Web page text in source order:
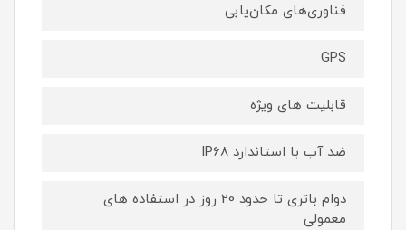
فناوری‌های مکان‌یابی
GPS
قابلیت های ویژه
ضد آب با استاندارد IP68
دوام باتری تا حدود 20 روز در استفاده های
معمولی